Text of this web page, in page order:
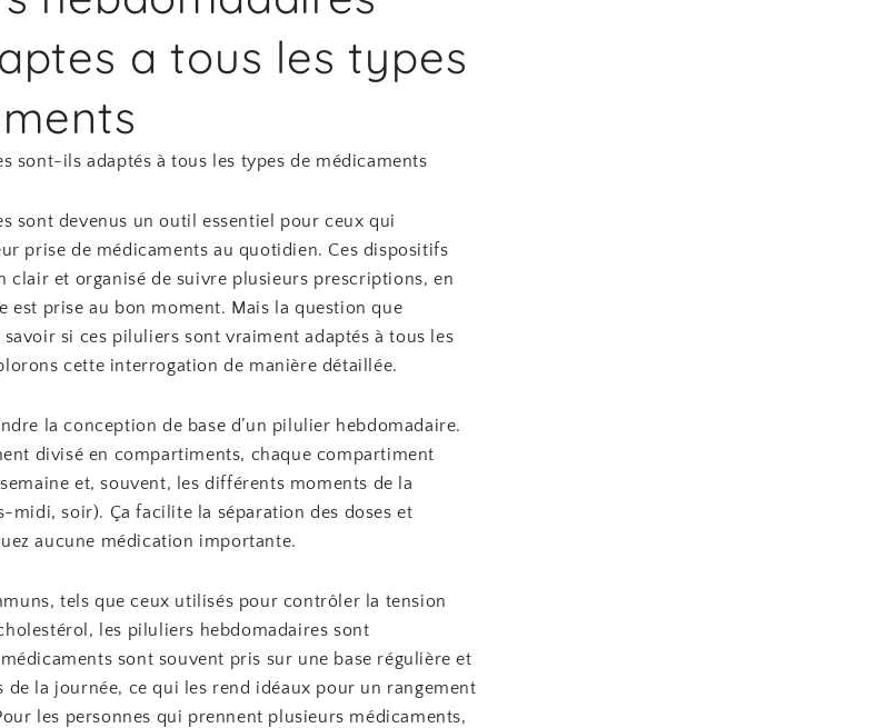
a tous les types
sont-ils adaptés à tous les types de médicaments
sont devenus un outil essentiel pour ceux qui
prise de médicaments au quotidien. Ces dispositifs
clair et organisé de suivre plusieurs prescriptions, en
est prise au bon moment. Mais la question que
savoir si ces piluliers sont vraiment adaptés à tous les
cette interrogation de manière détaillée.
la conception de base d’un pilulier hebdomadaire.
divisé en compartiments, chaque compartiment
et, souvent, les différents moments de la
midi, soir). Ça facilite la séparation des doses et
aucune médication importante.
tels que ceux utilisés pour contrôler la tension
les piluliers hebdomadaires sont
sont souvent pris sur une base régulière et
de la journée, ce qui les rend idéaux pour un rangement
les personnes qui prennent plusieurs médicaments,